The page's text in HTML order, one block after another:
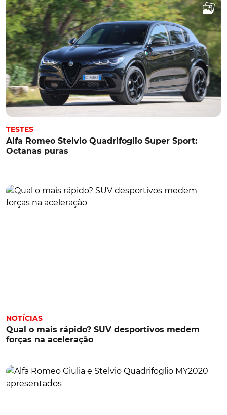
TESTES
Alfa Romeo Stelvio Quadrifoglio Super Sport:
Octanas puras
NOTÍCIAS
Qual o mais rápido? SUV desportivos medem
forças na aceleração